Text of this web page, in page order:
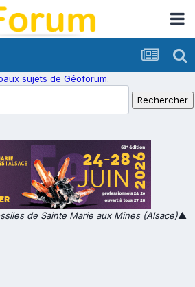
sujets de Géoforum.
de Sainte Marie aux Mines (Alsace)▲